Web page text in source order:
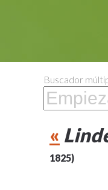
Buscador
«
1825)